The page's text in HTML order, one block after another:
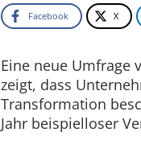
Facebook X
Eine neue Umfrage
zeigt, dass
Transformation
Jahr beispielloser